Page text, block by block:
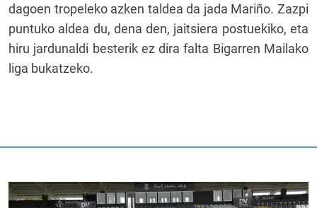
dagoen tropeleko azken taldea da jada Mariño. Zazpi
puntuko aldea du, dena den, jaitsiera postuekiko, eta
hiru jardunaldi besterik ez dira falta Bigarren Mailako
liga bukatzeko.